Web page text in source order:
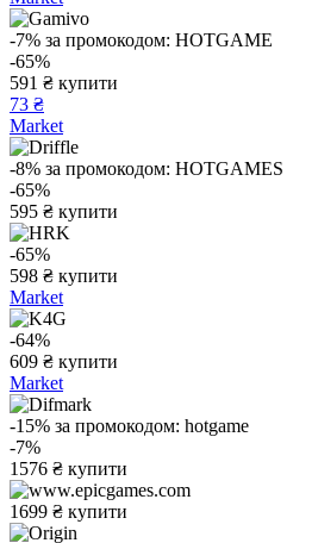
-7% за промокодом: HOTGAME
-65%
591 ₴ купити
73 ₴
Market
-8% за промокодом: HOTGAMES
-65%
595 ₴ купити
-65%
598 ₴ купити
Market
-64%
609 ₴ купити
Market
-15% за промокодом: hotgame
-7%
1576 ₴ купити
1699 ₴ купити